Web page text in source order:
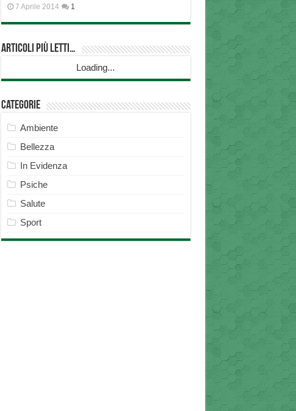
7 Aprile 2014 1
Articoli più Letti…
Loading...
Categorie
Ambiente
Bellezza
In Evidenza
Psiche
Salute
Sport